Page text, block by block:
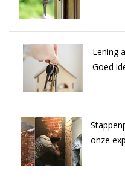
Lening
Goed
onze